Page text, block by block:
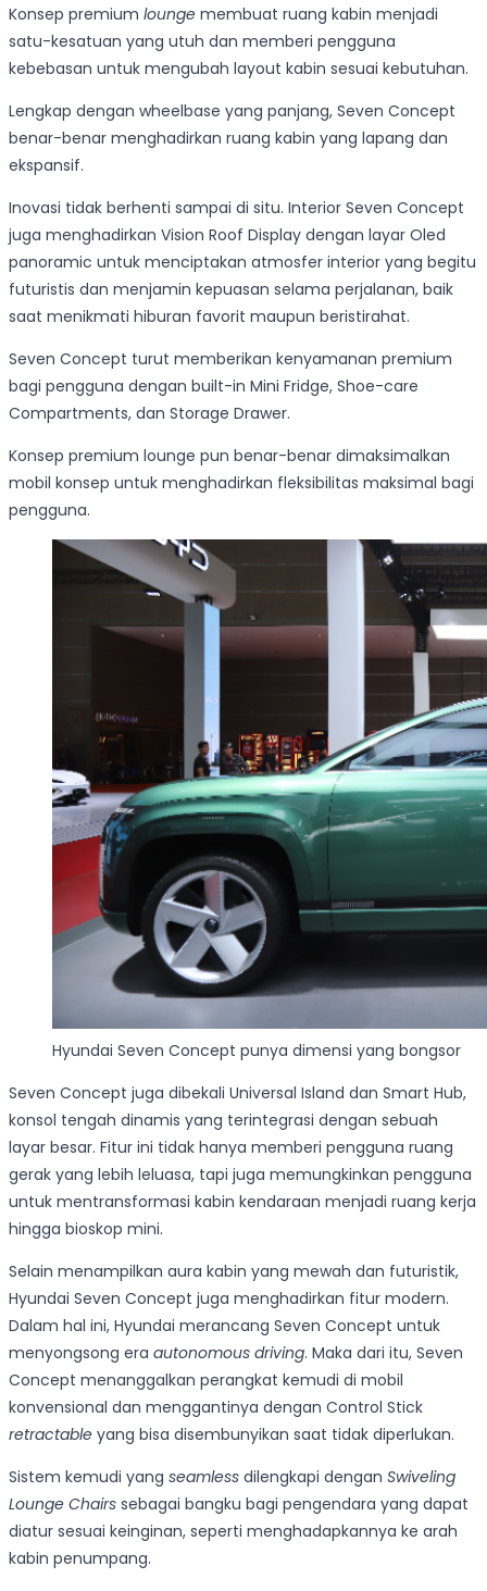
Konsep premium lounge membuat ruang kabin menjadi
satu-kesatuan yang utuh dan memberi pengguna
kebebasan untuk mengubah layout kabin sesuai kebutuhan.
Lengkap dengan wheelbase yang panjang, Seven Concept
benar-benar menghadirkan ruang kabin yang lapang dan
ekspansif.
Inovasi tidak berhenti sampai di situ. Interior Seven Concept
juga menghadirkan Vision Roof Display dengan layar Oled
panoramic untuk menciptakan atmosfer interior yang begitu
futuristis dan menjamin kepuasan selama perjalanan, baik
saat menikmati hiburan favorit maupun beristirahat.
Seven Concept turut memberikan kenyamanan premium
bagi pengguna dengan built-in Mini Fridge, Shoe-care
Compartments, dan Storage Drawer.
Konsep premium lounge pun benar-benar dimaksimalkan
mobil konsep untuk menghadirkan fleksibilitas maksimal bagi
pengguna.
Hyundai Seven Concept punya dimensi yang bongsor
Seven Concept juga dibekali Universal Island dan Smart Hub,
konsol tengah dinamis yang terintegrasi dengan sebuah
layar besar. Fitur ini tidak hanya memberi pengguna ruang
gerak yang lebih leluasa, tapi juga memungkinkan pengguna
untuk mentransformasi kabin kendaraan menjadi ruang kerja
hingga bioskop mini.
Selain menampilkan aura kabin yang mewah dan futuristik,
Hyundai Seven Concept juga menghadirkan fitur modern.
Dalam hal ini, Hyundai merancang Seven Concept untuk
menyongsong era autonomous driving. Maka dari itu, Seven
Concept menanggalkan perangkat kemudi di mobil
konvensional dan menggantinya dengan Control Stick
retractable yang bisa disembunyikan saat tidak diperlukan.
Sistem kemudi yang seamless dilengkapi dengan Swiveling
Lounge Chairs sebagai bangku bagi pengendara yang dapat
diatur sesuai keinginan, seperti menghadapkannya ke arah
kabin penumpang.